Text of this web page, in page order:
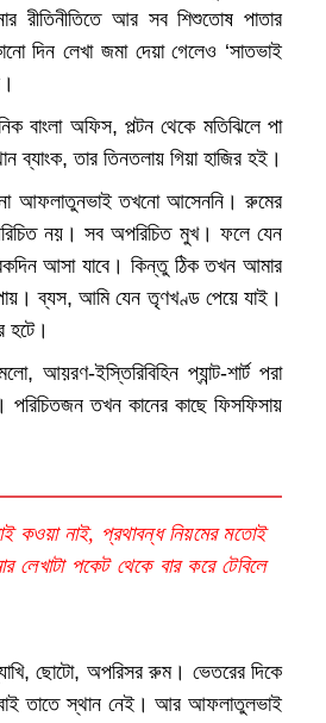
রীতিনীতিতে আর সব শিশুতোষ পাতার
দিন লেখা জমা দেয়া গেলেও ‘সাতভাই
বাংলা অফিস, পল্টন থেকে মতিঝিলে পা
ব্যাংক, তার তিনতলায় গিয়া হাজির হই।
আফলাতুনভাই তখনো আসেননি। রুমের
নয়। সব অপরিচিত মুখ। ফলে যেন
আসা যাবে। কিন্তু ঠিক তখন আমার
ব্যস, আমি যেন তৃণখণ্ড পেয়ে যাই।
হটে।
আয়রণ-ইস্তিরিবিহিন প্যান্ট-শার্ট পরা
তখন কানের কাছে ফিসফিসায়
কওয়া নাই, প্রথাবন্ধ নিয়মের মতোই
পকেট থেকে বার করে টেবিলে
ছোটো, অপরিসর রুম। ভেতরের দিকে
সবাই তাতে স্থান নেই। আর আফলাতুলভাই